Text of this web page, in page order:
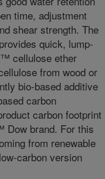
time, adjustment
shear strength. The
quick, lump-
cellulose ether
from wood or
bio-based additive
carbon
carbon footprint
Dow brand. For this
from renewable
carbon version